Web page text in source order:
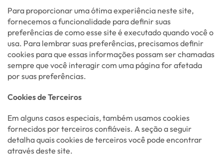
Para proporcionar uma ótima experiência neste site,
fornecemos a funcionalidade para definir suas
preferências de como esse site é executado quando você o
usa. Para lembrar suas preferências, precisamos definir
cookies para que essas informações possam ser chamadas
sempre que você interagir com uma página for afetada
por suas preferências.
Cookies de Terceiros
Em alguns casos especiais, também usamos cookies
fornecidos por terceiros confiáveis. A seção a seguir
detalha quais cookies de terceiros você pode encontrar
através deste site.